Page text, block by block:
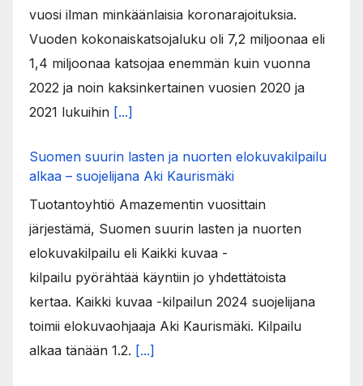
vuosi ilman minkäänlaisia koronarajoituksia.
Vuoden kokonaiskatsojaluku oli 7,2 miljoonaa eli
1,4 miljoonaa katsojaa enemmän kuin vuonna
2022 ja noin kaksinkertainen vuosien 2020 ja
2021 lukuihin [...]
Suomen suurin lasten ja nuorten elokuvakilpailu
alkaa – suojelijana Aki Kaurismäki
Tuotantoyhtiö Amazementin vuosittain
järjestämä, Suomen suurin lasten ja nuorten
elokuvakilpailu eli Kaikki kuvaa -
kilpailu pyörähtää käyntiin jo yhdettätoista
kertaa. Kaikki kuvaa -kilpailun 2024 suojelijana
toimii elokuvaohjaaja Aki Kaurismäki. Kilpailu
alkaa tänään 1.2. [...]